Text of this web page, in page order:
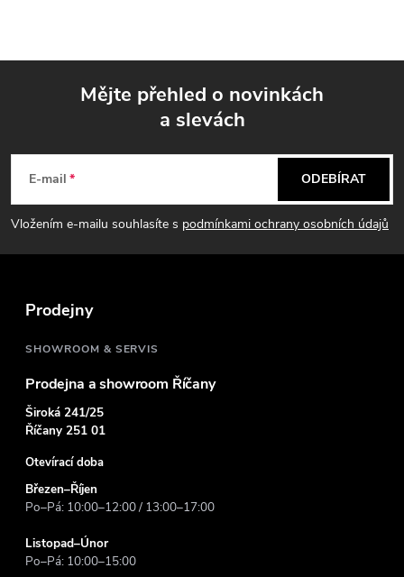
p
a
Mějte přehled o novinkách
a slevách
E-mail
Vložením e-mailu souhlasíte s podmínkami ochrany osobních údajů
ODEBÍRAT
Prodejny
SHOWROOM & SERVIS
Prodejna a showroom Říčany
Široká 241/25
Říčany 251 01
Otevírací doba
Březen–Říjen
Po–Pá: 10:00–12:00 / 13:00–17:00
Listopad–Únor
Po–Pá: 10:00–15:00